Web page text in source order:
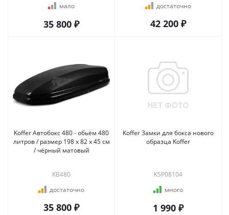
мало
35 800 ₽
достаточно
42 200 ₽
Koffer Автобокс 480 - обьём 480
литров / размер 198 х 82 х 45 см
/ чёрный матовый
KB480
достаточно
35 800 ₽
Koffer Замки для бокса нового
образца Koffer
KSP08104
много
1 990 ₽